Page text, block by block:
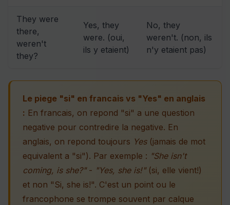
They were
there,
weren't
they?
Yes, they
were. (oui,
ils y etaient)
No, they
weren't. (non, ils
n'y etaient pas)
Le piege "si" en francais vs "Yes" en anglais
: En francais, on repond "si" a une question
negative pour contredire la negative. En
anglais, on repond toujours Yes(jamais de mot
equivalent a "si"). Par exemple : "She isn't
coming, is she?"- "Yes, she is!"(si, elle vient!)
et non "Si, she is!". C'est un point ou le
francophone se trompe souvent par calque